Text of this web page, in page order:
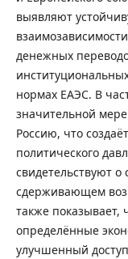
выявляют
денежных
нормах ЕАЭС. В
значительной
Россию, что
политического
свидетельствуют о
сдерживающем
также показывает,
определённые
улучшенный